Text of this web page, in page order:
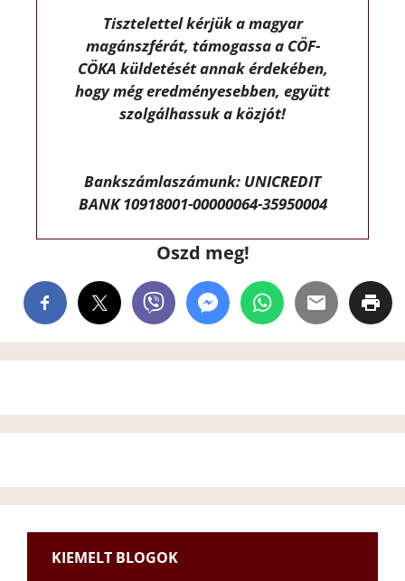
Tisztelettel kérjük a magyar
magánszférát, támogassa a CÖF-
CÖKA küldetését annak érdekében,
hogy még eredményesebben, együtt
szolgálhassuk a közjót!
Bankszámlaszámunk: UNICREDIT
BANK 10918001-00000064-35950004
Oszd meg!
KIEMELT BLOGOK